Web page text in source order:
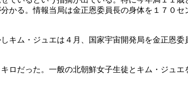
かる。情報当局は金正恩委員長の身体を１７０セ
キム・ジュエは４月、国家宇宙開発局を金正恩委
ロだった。一般の北朝鮮女子生徒とキム・ジュエ